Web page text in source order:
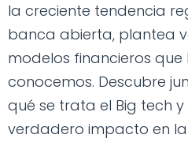
la creciente tendencia
banca abierta, plantea
modelos financieros
conocemos. Descubre
qué se trata el Big tech y
verdadero impacto en